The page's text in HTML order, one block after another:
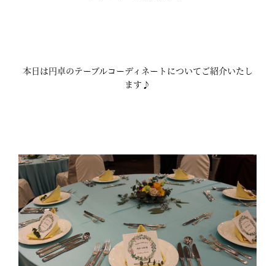
本日は円卓のテーブルコーディネートについてご紹介いたし
ます♪